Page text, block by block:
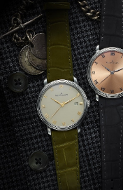
Art&Design